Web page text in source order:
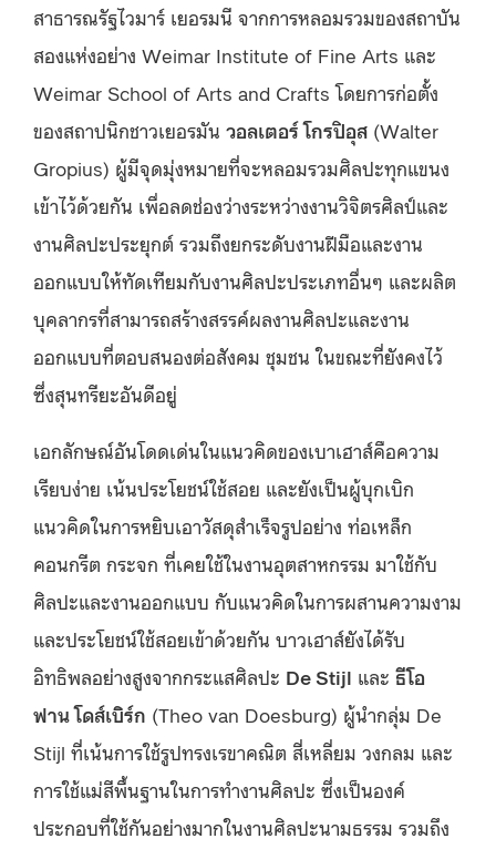
สาธารณรัฐไวมาร์ เยอรมนี จากการหลอมรวมของสถาบัน
สองแห่งอย่าง Weimar Institute of Fine Arts และ
Weimar School of Arts and Crafts โดยการก่อตั้ง
ของสถาปนิกชาวเยอรมัน วอลเตอร์ โกรปิอุส (Walter
Gropius) ผู้มีจุดมุ่งหมายที่จะหลอมรวมศิลปะทุกแขนง
เข้าไว้ด้วยกัน เพื่อลดช่องว่างระหว่างงานวิจิตรศิลป์และ
งานศิลปะประยุกต์ รวมถึงยกระดับงานฝีมือและงาน
ออกแบบให้ทัดเทียมกับงานศิลปะประเภทอื่นๆ และผลิต
บุคลากรที่สามารถสร้างสรรค์ผลงานศิลปะและงาน
ออกแบบที่ตอบสนองต่อสังคม ชุมชน ในขณะที่ยังคงไว้
ซึ่งสุนทรียะอันดีอยู่
เอกลักษณ์อันโดดเด่นในแนวคิดของเบาเฮาส์คือความ
เรียบง่าย เน้นประโยชน์ใช้สอย และยังเป็นผู้บุกเบิก
แนวคิดในการหยิบเอาวัสดุสำเร็จรูปอย่าง ท่อเหล็ก
คอนกรีต กระจก ที่เคยใช้ในงานอุตสาหกรรม มาใช้กับ
ศิลปะและงานออกแบบ กับแนวคิดในการผสานความงาม
และประโยชน์ใช้สอยเข้าด้วยกัน บาวเฮาส์ยังได้รับ
อิทธิพลอย่างสูงจากกระแสศิลปะ De Stijl และ ธีโอ
ฟาน โดส์เบิร์ก (Theo van Doesburg) ผู้นำกลุ่ม De
Stijl ที่เน้นการใช้รูปทรงเรขาคณิต สี่เหลี่ยม วงกลม และ
การใช้แม่สีพื้นฐานในการทำงานศิลปะ ซึ่งเป็นองค์
ประกอบที่ใช้กันอย่างมากในงานศิลปะนามธรรม รวมถึง